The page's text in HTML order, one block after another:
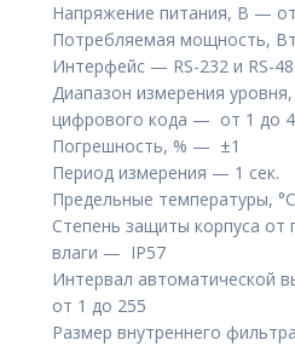
Напряжение питания, В —
Потребляемая мощность,
Интерфейс — RS-232 и RS-
Диапазон измерения
цифрового кода — от 1 до
Погрешность, % — ±1
Период измерения — 1 сек.
Предельные температуры,
Степень защиты корпуса от
влаги — IP57
Интервал автоматической
от 1 до 255
Размер внутреннего